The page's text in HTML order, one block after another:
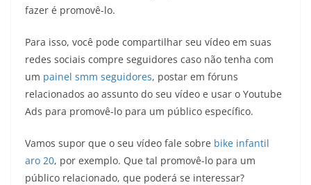
fazer é promovê-lo.
Para isso, você pode compartilhar seu vídeo em suas
redes sociais compre seguidores caso não tenha com
um painel smm seguidores, postar em fóruns
relacionados ao assunto do seu vídeo e usar o Youtube
Ads para promovê-lo para um público específico.
Vamos supor que o seu vídeo fale sobre bike infantil
aro 20, por exemplo. Que tal promovê-lo para um
público relacionado, que poderá se interessar?